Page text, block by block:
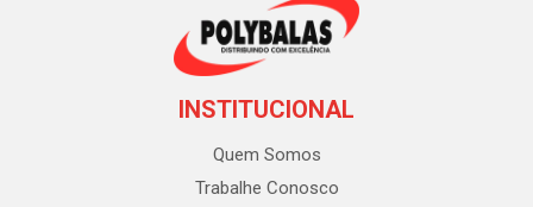
INSTITUCIONAL
Quem Somos
Trabalhe Conosco